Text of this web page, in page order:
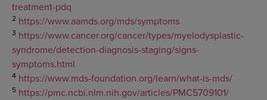
treatment-pdq
2 https://www.aamds.org/mds/symptoms
3 https://www.cancer.org/cancer/types/myelodysplastic-
syndrome/detection-diagnosis-staging/signs-
symptoms.html
4 https://www.mds-foundation.org/learn/what-is-mds/
5 https://pmc.ncbi.nlm.nih.gov/articles/PMC5709101/